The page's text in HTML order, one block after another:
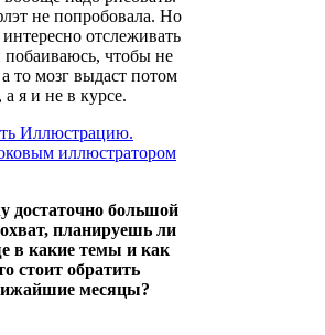
не попробовала. Но
отслеживать
чтобы не
то мозг выдаст потом
я и не в курсе.
достаточно большой
планируешь ли
в какие темы и как
стоит обратить
месяцы?